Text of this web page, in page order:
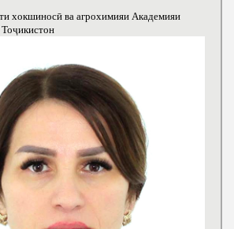
хокшиносӣ ва агрохимияи Академияи